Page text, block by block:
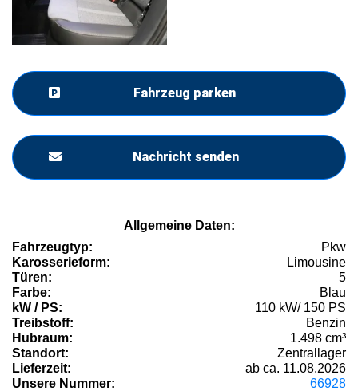
Fahrzeug parken
Nachricht senden
Allgemeine Daten:
Fahrzeugtyp:
Pkw
Karosserieform:
Limousine
Türen:
5
Farbe:
Blau
kW / PS:
110 kW/ 150 PS
Treibstoff:
Benzin
Hubraum:
1.498 cm³
Standort:
Zentrallager
Lieferzeit:
ab ca. 11.08.2026
Unsere Nummer:
66928